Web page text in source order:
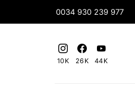
0034 930 239 977
10K 26K 44K